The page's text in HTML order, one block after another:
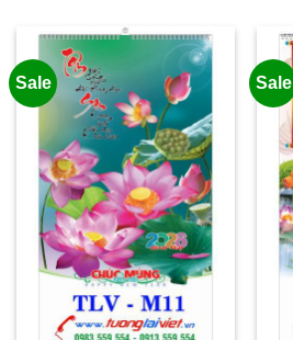
Sale Sale